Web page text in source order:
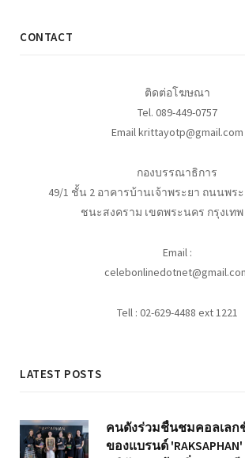
CONTACT
ติดต่อโฆษณา
Tel. 089-449-0757
Email krittayotp@gmail.com
กองบรรณาธิการ
49/1 ชั้น 2 อาคารบ้านเจ้าพระยา ถนนพร
ชนะสงคราม เขตพระนคร กรุงเทพ
Email :
Tell : 02-629-4488 ext 1221
LATEST POSTS
คนดังร่วมชื่นชมคอลเลก
ของแบรนด์